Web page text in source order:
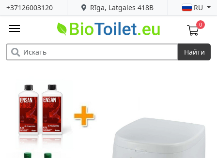
Rīga, Latgales 418B
+37126003120 RU
0
Найти